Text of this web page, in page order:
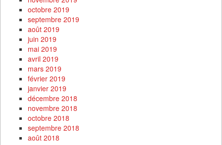
octobre 2019
septembre 2019
août 2019
juin 2019
mai 2019
avril 2019
mars 2019
février 2019
janvier 2019
décembre 2018
novembre 2018
octobre 2018
septembre 2018
août 2018